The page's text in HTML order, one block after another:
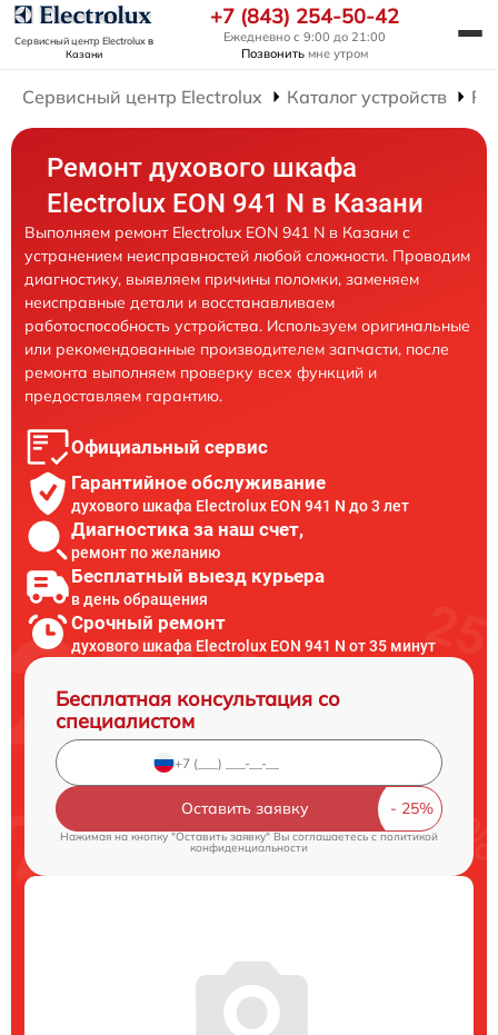
Сервисный центр Electroluxв
Казани
+7 (843) 254-50-42
Ежедневно с 9:00 до 21:00
Позвонить мне утром
Сервисный центр Electrolux Каталог устройств
Ремонт духового шкафа
Electrolux EON 941 N в Казани
Выполняем ремонт Electrolux EON 941 N в Казани с
устранением неисправностей любой сложности. Проводим
диагностику, выявляем причины поломки, заменяем
неисправные детали и восстанавливаем
работоспособность устройства. Используем оригинальные
или рекомендованные производителем запчасти, после
ремонта выполняем проверку всех функций и
предоставляем гарантию.
Официальный сервис
Гарантийное обслуживание
духового шкафа Electrolux EON 941 N до 3 лет
Диагностика за наш счет,
ремонт по желанию
Бесплатный выезд курьера
в день обращения
Срочный ремонт
духового шкафа Electrolux EON 941 N от 35 минут
Бесплатная консультация со
специалистом
Оставить заявку
Нажимая на кнопку "Оставить заявку" Вы соглашаетесь cполитикой
конфиденциальности